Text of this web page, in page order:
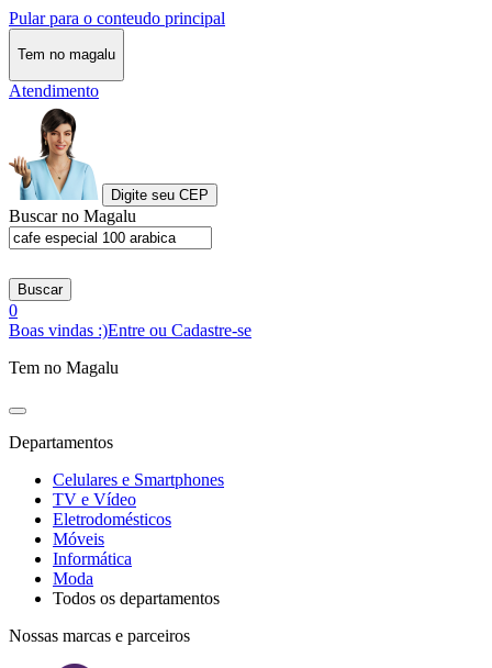
Pular para o conteudo principal
Tem no magalu
Atendimento
Digite seu CEP
Buscar no Magalu
Buscar
0
Boas vindas :)Entre ou Cadastre-se
Tem no Magalu
Departamentos
Celulares e Smartphones
TV e Vídeo
Eletrodomésticos
Móveis
Informática
Moda
Todos os departamentos
Nossas marcas e parceiros